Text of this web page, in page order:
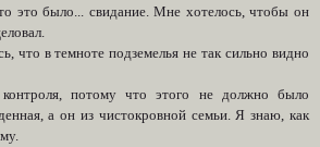
это было... свидание. Мне хотелось, чтобы он
что в темноте подземелья не так сильно видно
потому что этого не должно было
а он из чистокровной семьи. Я знаю, как